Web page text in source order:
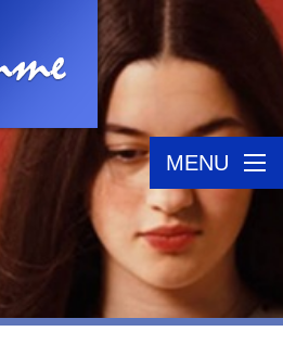
MENU